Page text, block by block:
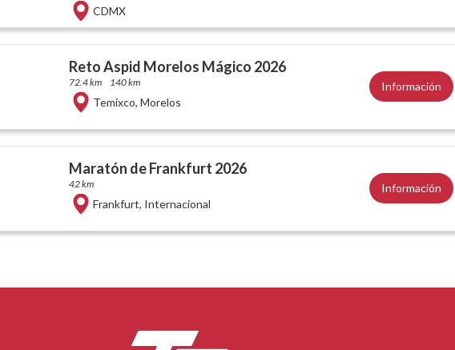
CDMX
Reto Aspid Morelos Mágico 2026
72.4 km 140 km
Temixco, Morelos
Información
Maratón de Frankfurt 2026
42 km
Frankfurt, Internacional
Información